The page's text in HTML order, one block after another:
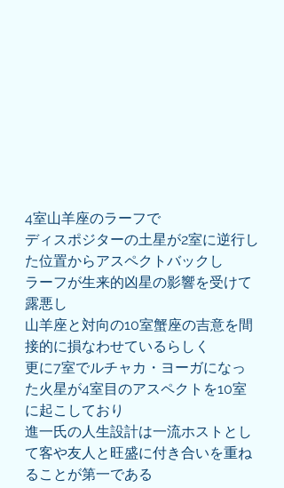
4室山羊座のラーフで
ディスポジターの土星が2室に逆行し
た位置からアスペクトバックし
ラーフが生来的凶星の影響を受けて
露悪し
山羊座と対向の10室蟹座の吉意を間
接的に損なわせているらしく
更に7室でルチャカ・ヨーガになっ
た火星が4室目のアスペクトを10室
に起こしており
進一氏の人生設計は一流ホストとし
て客や友人と旺盛に付き合いを重ね
ることが第一である